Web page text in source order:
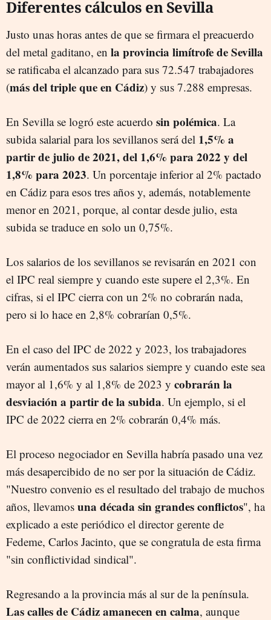
Diferentes cálculos en Sevilla
Justo unas horas antes de que se firmara el preacuerdo
del metal gaditano, en la provincia limítrofe de Sevilla
se ratificaba el alcanzado para sus 72.547 trabajadores
(más del triple que en Cádiz) y sus 7.288 empresas.
En Sevilla se logró este acuerdo sin polémica. La
subida salarial para los sevillanos será del 1,5% a
partir de julio de 2021, del 1,6% para 2022 y del
1,8% para 2023. Un porcentaje inferior al 2% pactado
en Cádiz para esos tres años y, además, notablemente
menor en 2021, porque, al contar desde julio, esta
subida se traduce en solo un 0,75%.
Los salarios de los sevillanos se revisarán en 2021 con
el IPC real siempre y cuando este supere el 2,3%. En
cifras, si el IPC cierra con un 2% no cobrarán nada,
pero si lo hace en 2,8% cobrarían 0,5%.
En el caso del IPC de 2022 y 2023, los trabajadores
verán aumentados sus salarios siempre y cuando este sea
mayor al 1,6% y al 1,8% de 2023 y cobrarán la
desviación a partir de la subida. Un ejemplo, si el
IPC de 2022 cierra en 2% cobrarán 0,4% más.
El proceso negociador en Sevilla habría pasado una vez
más desapercibido de no ser por la situación de Cádiz.
"Nuestro convenio es el resultado del trabajo de muchos
años, llevamos una década sin grandes conflictos", ha
explicado a este periódico el director gerente de
Fedeme, Carlos Jacinto, que se congratula de esta firma
"sin conflictividad sindical".
Regresando a la provincia más al sur de la península.
Las calles de Cádiz amanecen en calma, aunque